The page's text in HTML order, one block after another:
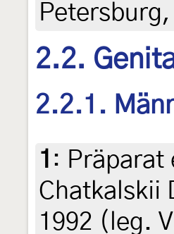
2.2.
2.2.1.
1 :
Chatkalskii
1992 (leg.